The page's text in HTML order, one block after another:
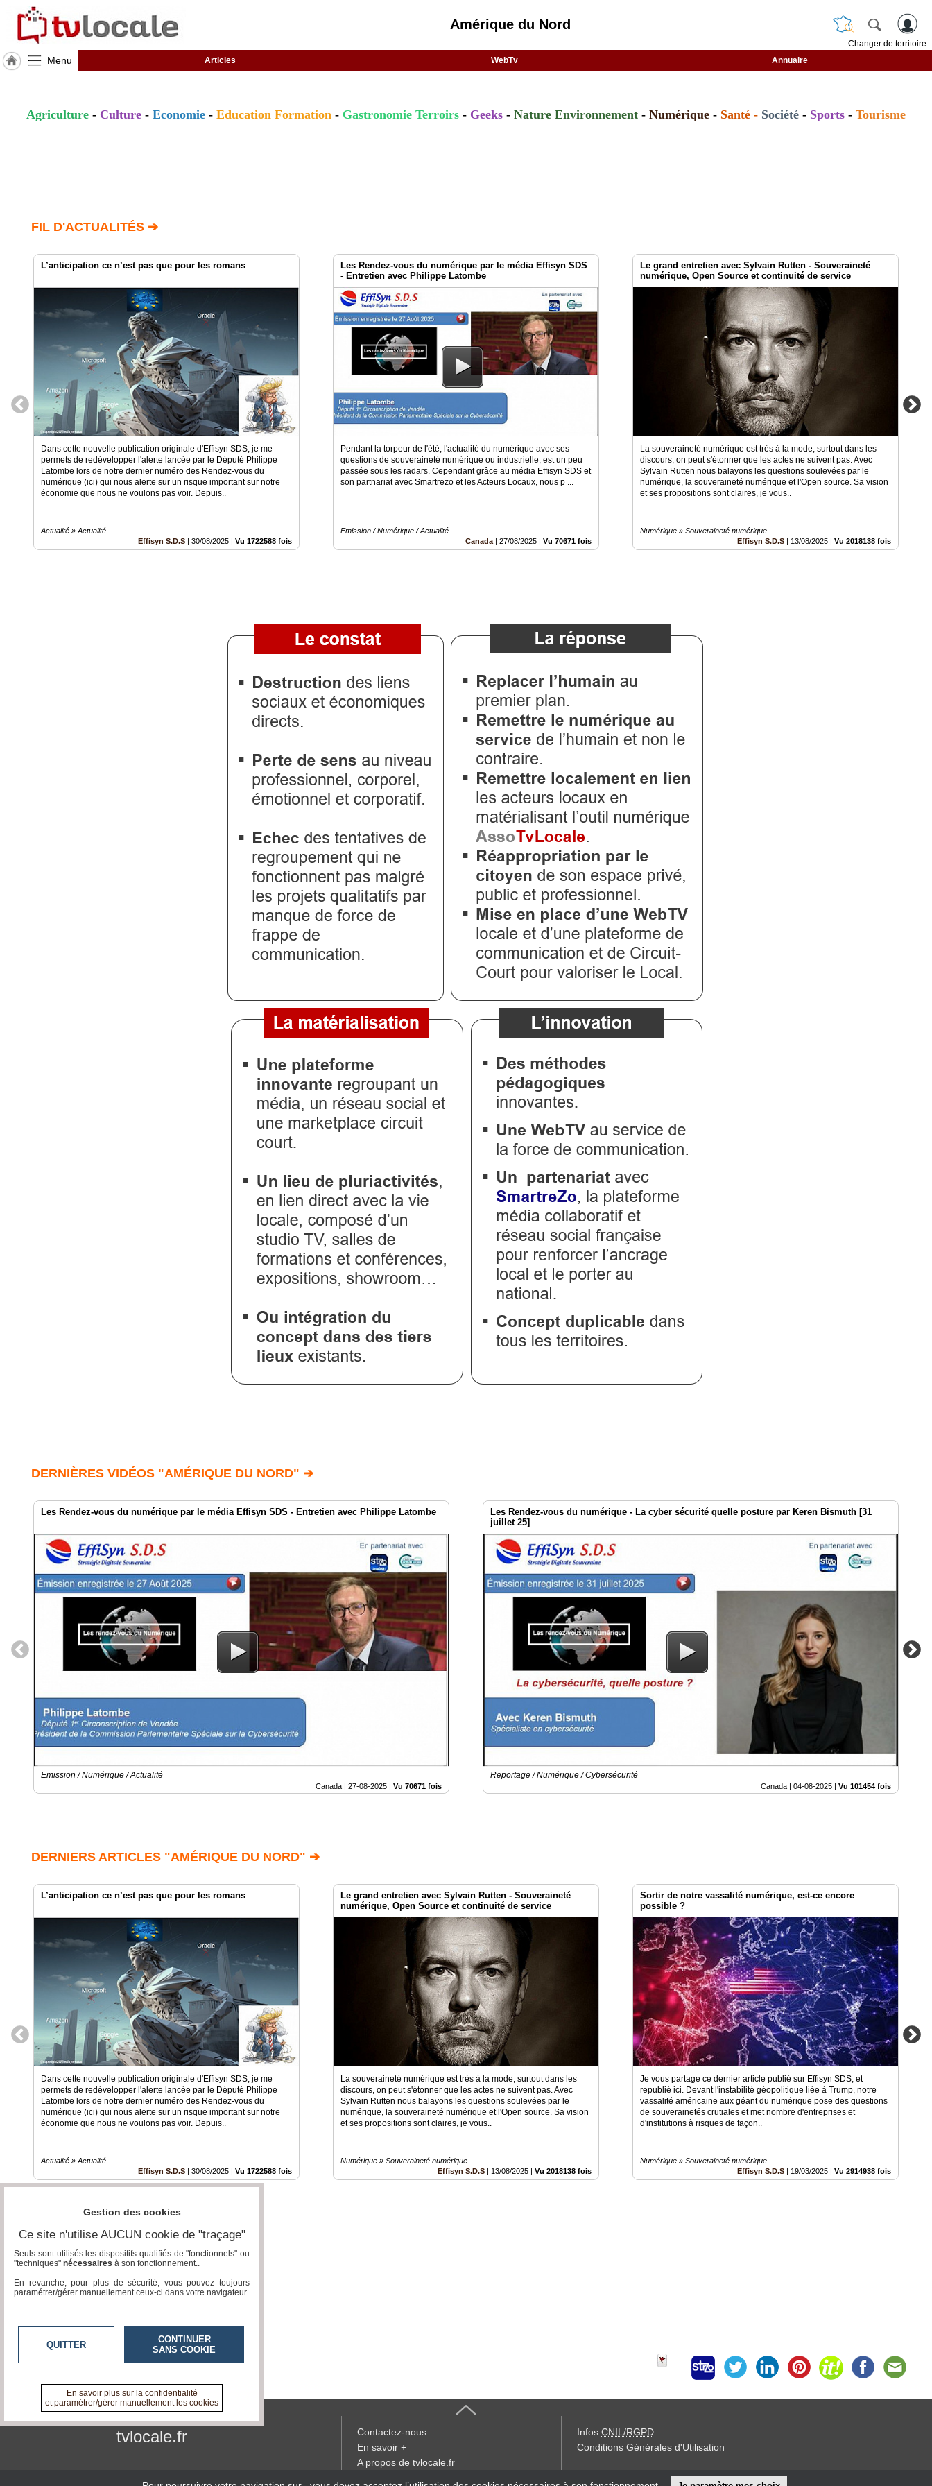
Amérique du Nord
Changer de territoire
Menu Articles WebTv Annuaire
Accueil
RUBRIQUES
groupe
Prémium
Inscription
Agriculture - Culture - Economie - Education Formation - Gastronomie Terroirs - Geeks - Nature Environnement - Numérique - Santé - Société - Sports - Tourisme
FIL D'ACTUALITÉS ➔
L’anticipation ce n’est pas que pour les romans
Dans cette nouvelle publication originale d'Effisyn SDS, je me
permets de redévelopper l'alerte lancée par le Député Philippe
Latombe lors de notre dernier numéro des Rendez-vous du
numérique (ici) qui nous alerte sur un risque important sur notre
économie que nous ne voulons pas voir. Depuis..
Actualité » Actualité
Effisyn S.D.S | 30/08/2025 | Vu 1722588 fois
Les Rendez-vous du numérique par le média Effisyn SDS
- Entretien avec Philippe Latombe
Pendant la torpeur de l'été, l'actualité du numérique avec ses
questions de souveraineté numérique ou industrielle, est un peu
passée sous les radars. Cependant grâce au média Effisyn SDS et
son partnariat avec Smartrezo et les Acteurs Locaux, nous p ...
Emission / Numérique / Actualité
Canada | 27/08/2025 | Vu 70671 fois
Le grand entretien avec Sylvain Rutten - Souveraineté
numérique, Open Source et continuité de service
La souveraineté numérique est très à la mode; surtout dans les
discours, on peut s'étonner que les actes ne suivent pas. Avec
Sylvain Rutten nous balayons les questions soulevées par le
numérique, la souveraineté numérique et l'Open source. Sa vision
et ses propositions sont claires, je vous..
Numérique » Souveraineté numérique
Effisyn S.D.S | 13/08/2025 | Vu 2018138 fois
DERNIÈRES VIDÉOS "AMÉRIQUE DU NORD" ➔
Les Rendez-vous du numérique par le média Effisyn SDS - Entretien avec Philippe Latombe
Emission / Numérique / Actualité
Canada | 27-08-2025 Vu 70671 fois
Les Rendez-vous du numérique - La cyber sécurité quelle posture par Keren Bismuth [31
juillet 25]
Reportage / Numérique / Cybersécurité
Canada | 04-08-2025 Vu 101454 fois
DERNIERS ARTICLES "AMÉRIQUE DU NORD" ➔
L’anticipation ce n’est pas que pour les romans
Dans cette nouvelle publication originale d'Effisyn SDS, je me
permets de redévelopper l'alerte lancée par le Député Philippe
Latombe lors de notre dernier numéro des Rendez-vous du
numérique (ici) qui nous alerte sur un risque important sur notre
économie que nous ne voulons pas voir. Depuis..
Actualité » Actualité
Effisyn S.D.S
30/08/2025 Vu 1722588 fois
Le grand entretien avec Sylvain Rutten - Souveraineté
numérique, Open Source et continuité de service
La souveraineté numérique est très à la mode; surtout dans les
discours, on peut s'étonner que les actes ne suivent pas. Avec
Sylvain Rutten nous balayons les questions soulevées par le
numérique, la souveraineté numérique et l'Open source. Sa vision
et ses propositions sont claires, je vous..
Numérique » Souveraineté numérique
Effisyn S.D.S
13/08/2025 Vu 2018138 fois
Sortir de notre vassalité numérique, est-ce encore
possible ?
Je vous partage ce dernier article publié sur Effisyn SDS, et
republié ici. Devant l'instabilité géopolitique liée à Trump, notre
vassalité américaine aux géant du numérique pose des questions
de souverainetés crutiales et met nombre d'entreprises et
d'institutions à risques de façon..
Numérique » Souveraineté numérique
Effisyn S.D.S
19/03/2025 Vu 2914938 fois
tvlocale.fr
Contactez-nous
En savoir +
A propos de tvlocale.fr
Infos CNIL/RGPD
Conditions Générales d'Utilisation
Gestion des cookies
Ce site n'utilise AUCUN cookie de "traçage"
Seuls sont utilisés les dispositifs qualifiés de "fonctionnels" ou
"techniques" nécessaires à son fonctionnement..
En revanche, pour plus de sécurité, vous pouvez toujours
paramétrer/gérer manuellement ceux-ci dans votre navigateur.
QUITTER
CONTINUER
SANS COOKIE
En savoir plus sur la confidentialité
et paramétrer/gérer manuellement les cookies